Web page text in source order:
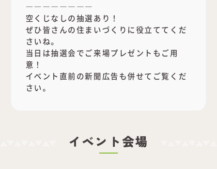
――――――――
空くじなしの抽選あり！
ぜひ皆さんの住まいづくりに役立ててくだ
さいね。
当日は抽選会でご来場プレゼントもご用
意！
イベント直前の新聞広告も併せてご覧くだ
さい。
イベント会場